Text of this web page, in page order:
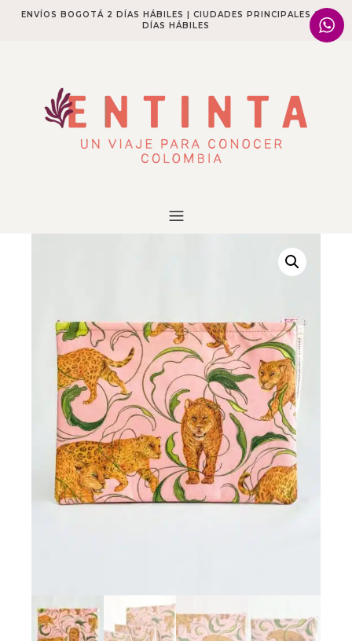
ENVÍOS BOGOTÁ 2 DÍAS HÁBILES | CIUDADES PRINCIPALES 2-4
DÍAS HÁBILES​